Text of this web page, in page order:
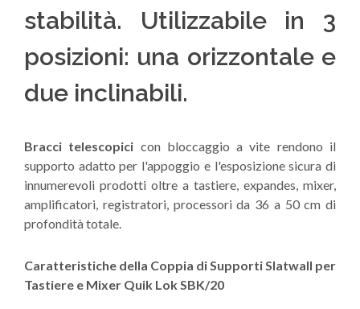
stabilità. Utilizzabile in 3
posizioni: una orizzontale e
due inclinabili.
Bracci telescopici con bloccaggio a vite rendono il
supporto adatto per l'appoggio e l'esposizione sicura di
innumerevoli prodotti oltre a tastiere, expandes, mixer,
amplificatori, registratori, processori da 36 a 50 cm di
profondità totale.
Caratteristiche della Coppia di Supporti Slatwall per
Tastiere e Mixer Quik Lok SBK/20